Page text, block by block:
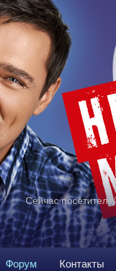
Сейчас
Форум Контакты